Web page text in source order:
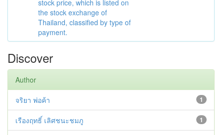
stock price, which is listed on
the stock exchange of
Thailand, classified by type of
payment.
Discover
Author
1
จริยา พ่อค้า
1
เรืองฤทธิ์ เลิศชนะชมภู